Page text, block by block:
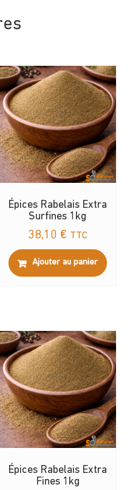
Épices Rabelais Extra
Surfines 1kg
38,10 € TTC
Ajouter au panier
Épices Rabelais Extra
Fines 1kg